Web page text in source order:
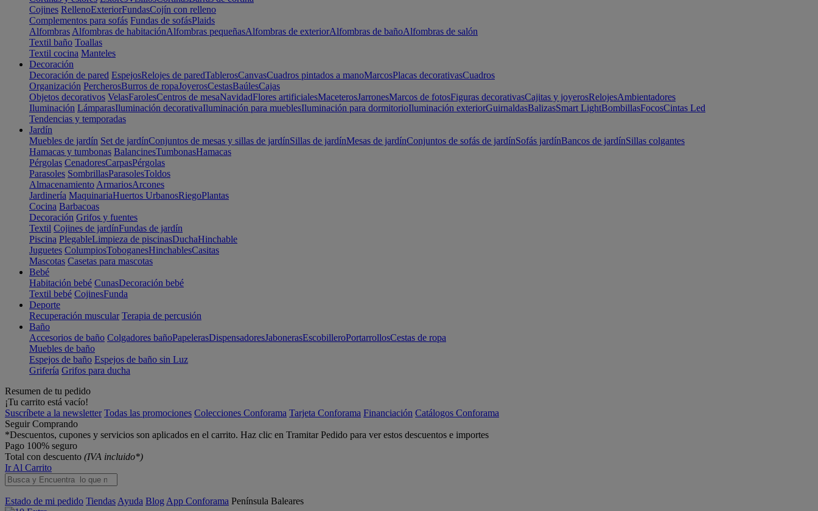
Cojines RellenoExteriorFundasCojín con relleno
Complementos para sofás Fundas de sofásPlaids
Alfombras Alfombras de habitaciónAlfombras pequeñasAlfombras de exteriorAlfombras de bañoAlfombras de salón
Textil baño Toallas
Textil cocina Manteles
Decoración
Decoración de pared EspejosRelojes de paredTablerosCanvasCuadros pintados a manoMarcosPlacas decorativasCuadros
Organización PercherosBurros de ropaJoyerosCestasBaúlesCajas
Objetos decorativos VelasFarolesCentros de mesaNavidadFlores artificialesMaceterosJarronesMarcos de fotosFiguras decorativasCajitas y joyerosRelojesAmbientadores
Iluminación LámparasIluminación decorativaIluminación para mueblesIluminación para dormitorioIluminación exteriorGuirnaldasBalizasSmart LightBombillasFocosCintas Led
Tendencias y temporadas
Jardín
Muebles de jardín Set de jardínConjuntos de mesas y sillas de jardínSillas de jardínMesas de jardínConjuntos de sofás de jardínSofás jardínBancos de jardínSillas colgantes
Hamacas y tumbonas BalancinesTumbonasHamacas
Pérgolas CenadoresCarpasPérgolas
Parasoles SombrillasParasolesToldos
Almacenamiento ArmariosArcones
Jardinería MaquinariaHuertos UrbanosRiegoPlantas
Cocina Barbacoas
Decoración Grifos y fuentes
Textil Cojines de jardínFundas de jardín
Piscina PlegableLimpieza de piscinasDuchaHinchable
Juguetes ColumpiosToboganesHinchablesCasitas
Mascotas Casetas para mascotas
Bebé
Habitación bebé CunasDecoración bebé
Textil bebé CojinesFunda
Deporte
Recuperación muscular Terapia de percusión
Baño
Accesorios de baño Colgadores bañoPapelerasDispensadoresJabonerasEscobilleroPortarrollosCestas de ropa
Muebles de baño
Espejos de baño Espejos de baño sin Luz
Grifería Grifos para ducha
Resumen de tu pedido
¡Tu carrito está vacío!
Suscríbete a la newsletter Todas las promociones Colecciones Conforama Tarjeta Conforama Financiación Catálogos Conforama
Seguir Comprando
*Descuentos, cupones y servicios son aplicados en el carrito. Haz clic en Tramitar Pedido para ver estos descuentos e importes
Pago 100% seguro
Total con descuento (IVA incluido*)
Ir Al Carrito
Estado de mi pedido Tiendas Ayuda Blog App Conforama Península Baleares